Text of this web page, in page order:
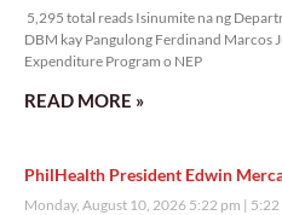
5,295 total reads Isinumite na ng
DBM kay Pangulong Ferdinand Marcos
Expenditure Program o NEP
READ MORE »
PhilHealth President Edwin
Monday, August 10, 2026 5:22 pm 5:22